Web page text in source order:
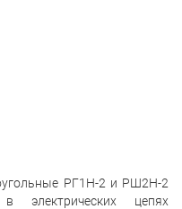
РГ1Н-2 и РШ2Н-2
электрических цепях